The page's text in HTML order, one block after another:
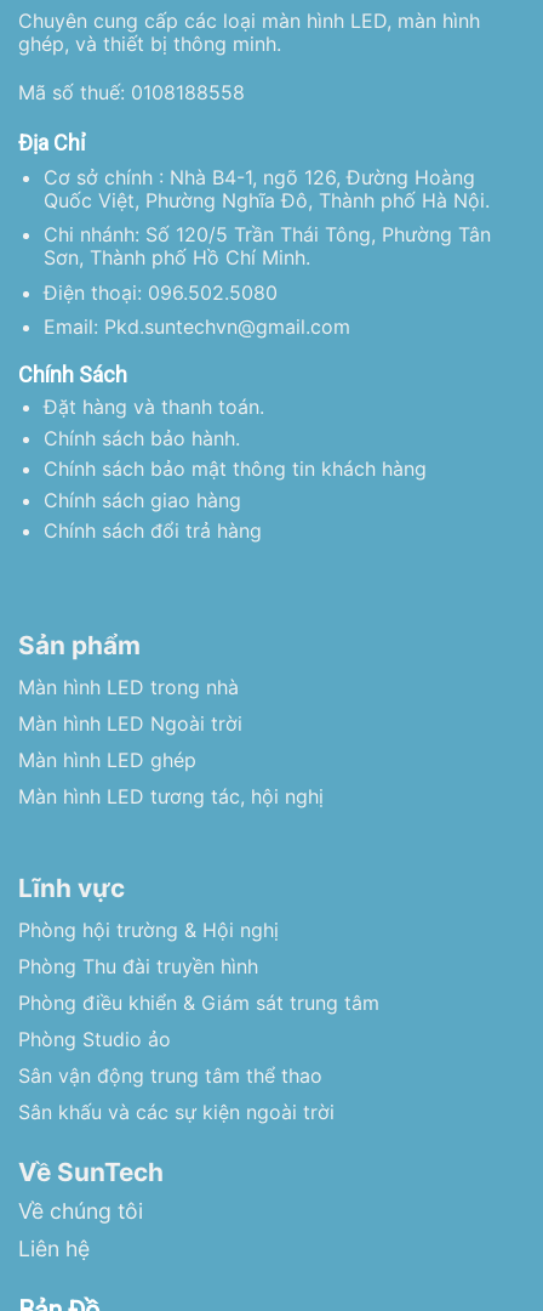
Chuyên cung cấp các loại màn hình LED, màn hình
ghép, và thiết bị thông minh.
Mã số thuế: 0108188558
Địa Chỉ
Cơ sở chính : Nhà B4-1, ngõ 126, Đường Hoàng
Quốc Việt, Phường Nghĩa Đô, Thành phố Hà Nội.
Chi nhánh: Số 120/5 Trần Thái Tông, Phường Tân
Sơn, Thành phố Hồ Chí Minh.
Điện thoại: 096.502.5080
Email: Pkd.suntechvn@gmail.com
Chính Sách
Đặt hàng và thanh toán.
Chính sách bảo hành.
Chính sách bảo mật thông tin khách hàng
Chính sách giao hàng
Chính sách đổi trả hàng
Sản phẩm
Màn hình LED trong nhà
Màn hình LED Ngoài trời
Màn hình LED ghép
Màn hình LED tương tác, hội nghị
Lĩnh vực
Phòng hội trường & Hội nghị
Phòng Thu đài truyền hình
Phòng điều khiển & Giám sát trung tâm
Phòng Studio ảo
Sân vận động trung tâm thể thao
Sân khấu và các sự kiện ngoài trời
Về SunTech
Về chúng tôi
Liên hệ